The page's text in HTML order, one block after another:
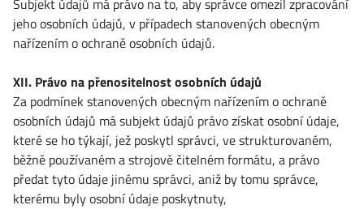
Subjekt údajů má právo na to, aby správce omezil zpracování
jeho osobních údajů, v případech stanovených obecným
nařízením o ochraně osobních údajů.
XII. Právo na přenositelnost osobních údajů
Za podmínek stanovených obecným nařízením o ochraně
osobních údajů má subjekt údajů právo získat osobní údaje,
které se ho týkají, jež poskytl správci, ve strukturovaném,
běžně používaném a strojově čitelném formátu, a právo
předat tyto údaje jinému správci, aniž by tomu správce,
kterému byly osobní údaje poskytnuty,